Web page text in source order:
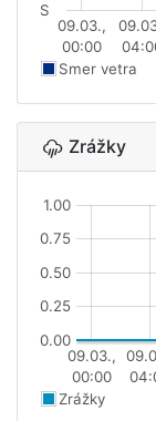
09.03.,
00:00
S
Smer vetra
Zrážky
09.03.,
00:00
0.00
0.25
0.50
0.75
1.00
Zrážky